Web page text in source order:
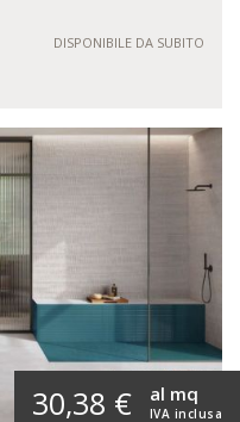
DISPONIBILE DA SUBITO
30,38 € IVA inclusa
al mq